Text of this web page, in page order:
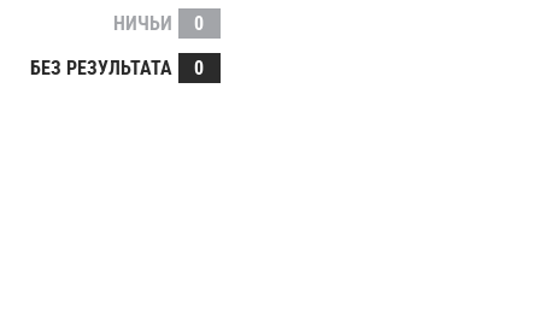
НИЧЬИ
0
БЕЗ РЕЗУЛЬТАТА
0